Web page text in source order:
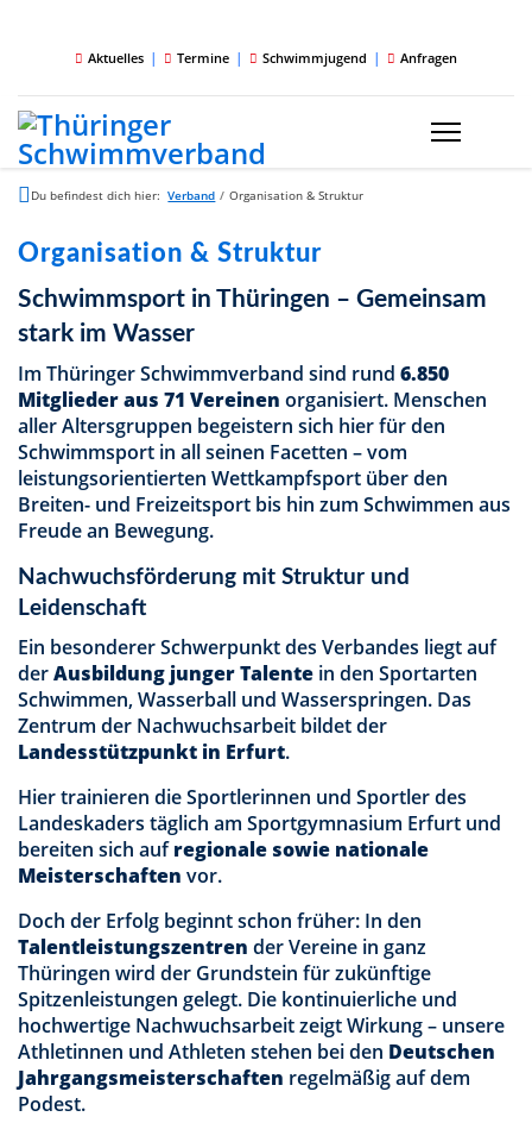
Aktuelles | Termine | Schwimmjugend | Anfragen
Du befindest dich hier: Verband / Organisation & Struktur
Organisation & Struktur
Schwimmsport in Thüringen – Gemeinsam
stark im Wasser
Im Thüringer Schwimmverband sind rund 6.850
Mitglieder aus 71 Vereinen organisiert. Menschen
aller Altersgruppen begeistern sich hier für den
Schwimmsport in all seinen Facetten – vom
leistungsorientierten Wettkampfsport über den
Breiten- und Freizeitsport bis hin zum Schwimmen aus
Freude an Bewegung.
Nachwuchsförderung mit Struktur und
Leidenschaft
Ein besonderer Schwerpunkt des Verbandes liegt auf
derAusbildung junger Talente in den Sportarten
Schwimmen, Wasserball und Wasserspringen. Das
Zentrum der Nachwuchsarbeit bildet der
Landesstützpunkt in Erfurt.
Hier trainieren die Sportlerinnen und Sportler des
Landeskaders täglich am Sportgymnasium Erfurt und
bereiten sich aufregionale sowie nationale
Meisterschaften vor.
Doch der Erfolg beginnt schon früher: In den
Talentleistungszentren der Vereine in ganz
Thüringen wird der Grundstein für zukünftige
Spitzenleistungen gelegt. Die kontinuierliche und
hochwertige Nachwuchsarbeit zeigt Wirkung – unsere
Athletinnen und Athleten stehen bei den Deutschen
Jahrgangsmeisterschaften regelmäßig auf dem
Podest.